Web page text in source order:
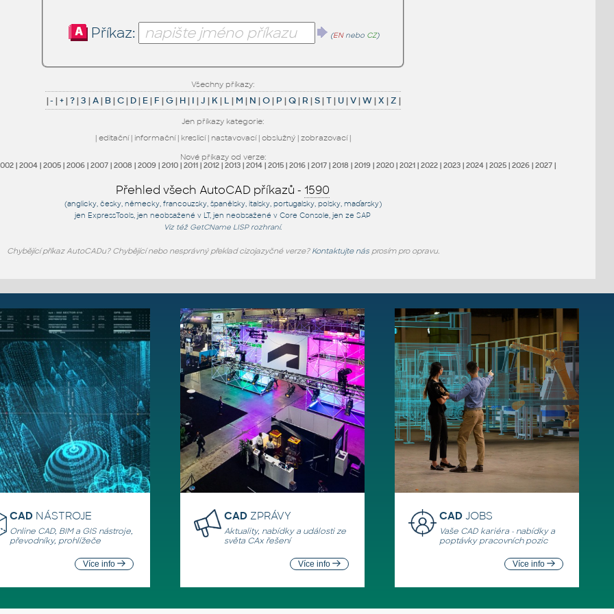
Příkaz: (ENnebo CZ)
Všechny příkazy:
|- |+|?|3 |A| B|C| D| E| F |G| H| I |J | K| L | M | N |O| P |Q| R |S|T| U|V|W|X |Z |
Jen příkazy kategorie:
| editační| informační| kreslicí| nastavovací| obslužný| zobrazovací|
Nové příkazy od verze:
| 2004| 2005| 2006| 2007| 2008 | 2009| 2010| 2011| 2012| 2013| 2014| 2015| 2016| 2017| 2018 | 2019| 2020| 2021| 2022| 2023| 2024| 2025| 2026| 2027|
Přehled všech AutoCAD příkazů - 1590
(anglicky, česky, německy, francouzsky, španělsky, italsky, portugalsky, polsky, maďarsky)
jen ExpressTools, jenneobsažené v LT, jenneobsažené v Core Console, jenze SAP
Viz též GetCName LISP rozhraní.
Chybějící příkaz AutoCADu? Chybějící nebo nesprávný překlad cizojazyčné verze? Kontaktujte násprosím pro opravu.
CAD NÁSTROJE
Online CAD, BIM a GIS nástroje,
převodníky, prohlížeče
Více info
CAD ZPRÁVY
Aktuality, nabídky a události ze
světa CAx řešení
Více info
CADJOBS
Vaše CAD kariéra - nabídky a
poptávky pracovních pozic
Více info